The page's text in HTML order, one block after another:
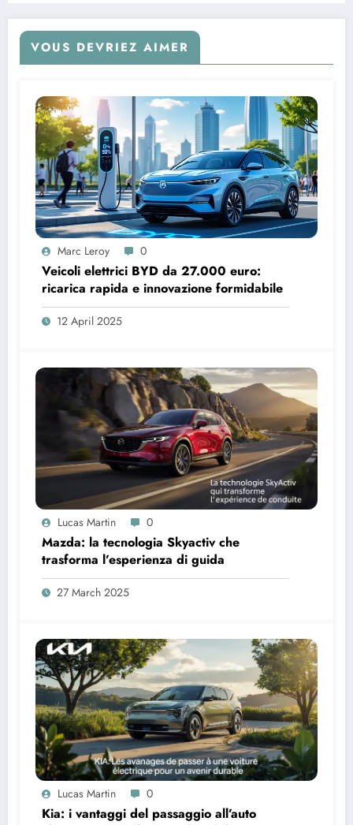
VOUS DEVRIEZ AIMER
Marc Leroy 0
Veicoli elettrici BYD da 27.000 euro:
ricarica rapida e innovazione formidabile
12 April 2025
Lucas Martin 0
Mazda: la tecnologia Skyactiv che
trasforma l’esperienza di guida
27 March 2025
Lucas Martin 0
Kia: i vantaggi del passaggio all’auto